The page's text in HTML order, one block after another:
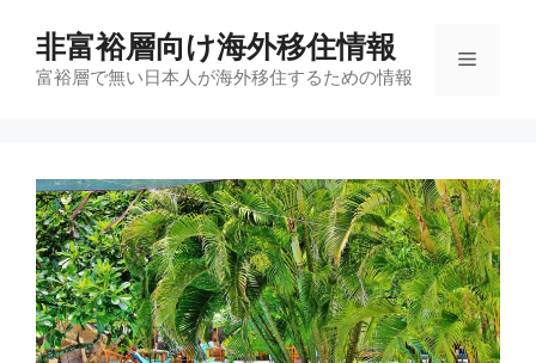
非富裕層向け海外移住情報
富裕層で無い日本人が海外移住するための情報
メ
ュ
ー